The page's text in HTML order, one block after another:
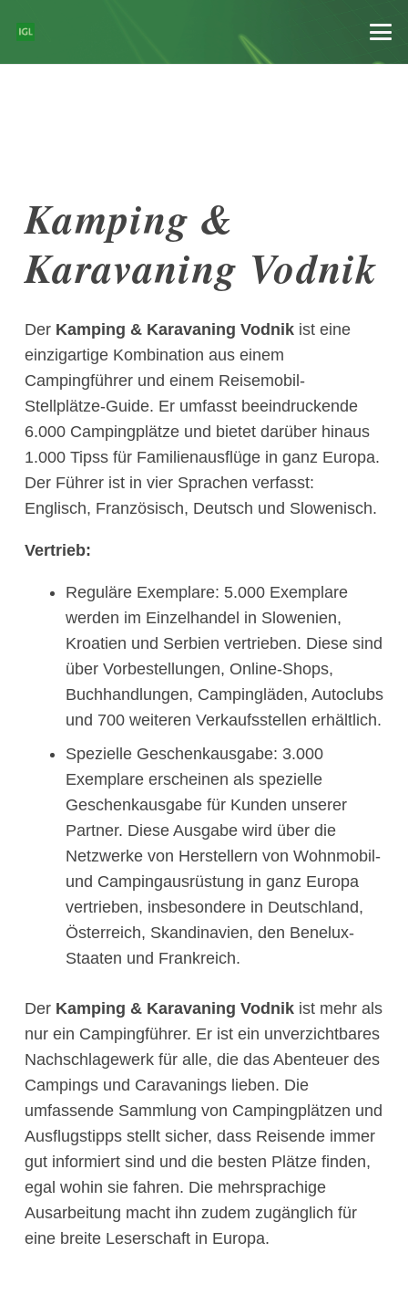
Kamping &
Karavaning Vodnik
Der Kamping & Karavaning Vodnik ist eine
einzigartige Kombination aus einem
Campingführer und einem Reisemobil-
Stellplätze-Guide. Er umfasst beeindruckende
6.000 Campingplätze und bietet darüber hinaus
1.000 Tipss für Familienausflüge in ganz Europa.
Der Führer ist in vier Sprachen verfasst:
Englisch, Französisch, Deutsch und Slowenisch.
Vertrieb:
Reguläre Exemplare: 5.000 Exemplare
werden im Einzelhandel in Slowenien,
Kroatien und Serbien vertrieben. Diese sind
über Vorbestellungen, Online-Shops,
Buchhandlungen, Campingläden, Autoclubs
und 700 weiteren Verkaufsstellen erhältlich.
Spezielle Geschenkausgabe: 3.000
Exemplare erscheinen als spezielle
Geschenkausgabe für Kunden unserer
Partner. Diese Ausgabe wird über die
Netzwerke von Herstellern von Wohnmobil-
und Campingausrüstung in ganz Europa
vertrieben, insbesondere in Deutschland,
Österreich, Skandinavien, den Benelux-
Staaten und Frankreich.
Der Kamping & Karavaning Vodnik ist mehr als
nur ein Campingführer. Er ist ein unverzichtbares
Nachschlagewerk für alle, die das Abenteuer des
Campings und Caravanings lieben. Die
umfassende Sammlung von Campingplätzen und
Ausflugstipps stellt sicher, dass Reisende immer
gut informiert sind und die besten Plätze finden,
egal wohin sie fahren. Die mehrsprachige
Ausarbeitung macht ihn zudem zugänglich für
eine breite Leserschaft in Europa.